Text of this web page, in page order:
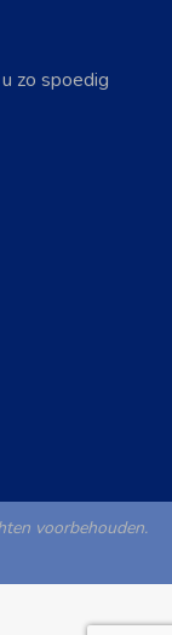
zo spoedig
voorbehouden.